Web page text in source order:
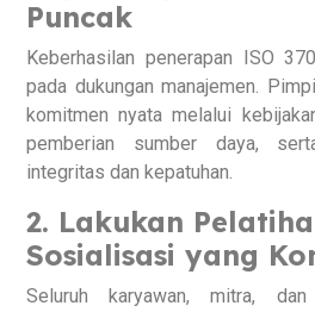
Puncak
Keberhasilan penerapan ISO
pada dukungan manajemen.
komitmen nyata melalui
pemberian sumber daya,
integritas dan kepatuhan.
2. Lakukan
Sosialisasi yang
Seluruh karyawan, mitra,